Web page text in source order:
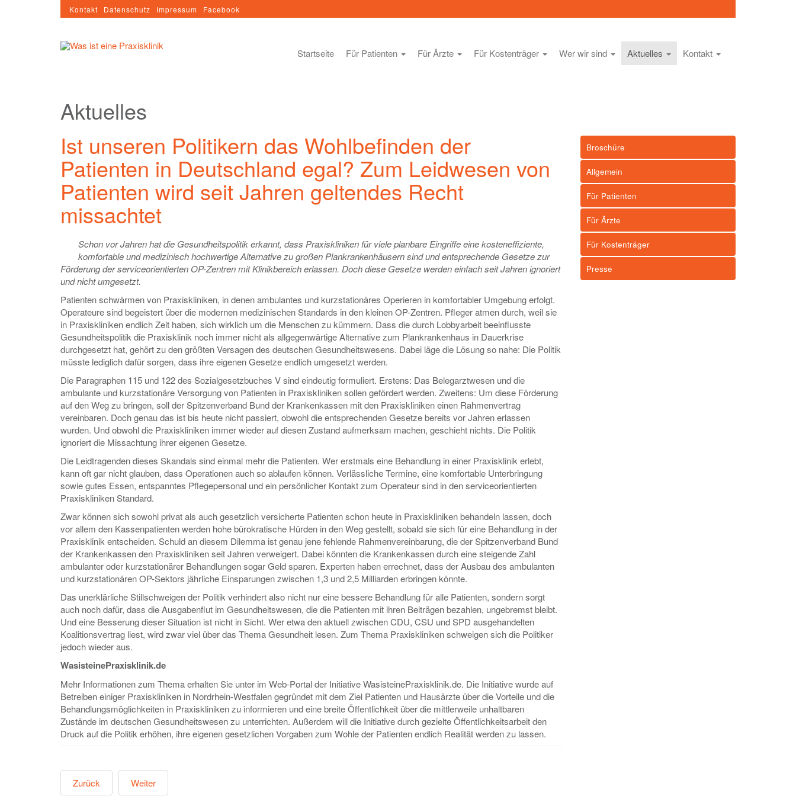
Kontakt Datenschutz Impressum Facebook
Startseite Für Patienten Für Ärzte Für Kostenträger Wer wir sind Aktuelles Kontakt
Aktuelles
Ist unseren Politikern das Wohlbefinden der
Patienten in Deutschland egal? Zum Leidwesen von
Patienten wird seit Jahren geltendes Recht
missachtet
Schon vor Jahren hat die Gesundheitspolitik erkannt, dass Praxiskliniken für viele planbare Eingriffe eine kosteneffiziente,
komfortable und medizinisch hochwertige Alternative zu großen Plankrankenhäusern sind und entsprechende Gesetze zur
Förderung der serviceorientierten OP-Zentren mit Klinikbereich erlassen. Doch diese Gesetze werden einfach seit Jahren ignoriert
und nicht umgesetzt.
Patienten schwärmen von Praxiskliniken, in denen ambulantes und kurzstationäres Operieren in komfortabler Umgebung erfolgt.
Operateure sind begeistert über die modernen medizinischen Standards in den kleinen OP-Zentren. Pfleger atmen durch, weil sie
in Praxiskliniken endlich Zeit haben, sich wirklich um die Menschen zu kümmern. Dass die durch Lobbyarbeit beeinflusste
Gesundheitspolitik die Praxisklinik noch immer nicht als allgegenwärtige Alternative zum Plankrankenhaus in Dauerkrise
durchgesetzt hat, gehört zu den größten Versagen des deutschen Gesundheitswesens. Dabei läge die Lösung so nahe: Die Politik
müsste lediglich dafür sorgen, dass ihre eigenen Gesetze endlich umgesetzt werden.
Die Paragraphen 115 und 122 des Sozialgesetzbuches V sind eindeutig formuliert. Erstens: Das Belegarztwesen und die
ambulante und kurzstationäre Versorgung von Patienten in Praxiskliniken sollen gefördert werden. Zweitens: Um diese Förderung
auf den Weg zu bringen, soll der Spitzenverband Bund der Krankenkassen mit den Praxiskliniken einen Rahmenvertrag
vereinbaren. Doch genau das ist bis heute nicht passiert, obwohl die entsprechenden Gesetze bereits vor Jahren erlassen
wurden. Und obwohl die Praxiskliniken immer wieder auf diesen Zustand aufmerksam machen, geschieht nichts. Die Politik
ignoriert die Missachtung ihrer eigenen Gesetze.
Die Leidtragenden dieses Skandals sind einmal mehr die Patienten. Wer erstmals eine Behandlung in einer Praxisklinik erlebt,
kann oft gar nicht glauben, dass Operationen auch so ablaufen können. Verlässliche Termine, eine komfortable Unterbringung
sowie gutes Essen, entspanntes Pflegepersonal und ein persönlicher Kontakt zum Operateur sind in den serviceorientierten
Praxiskliniken Standard.
Zwar können sich sowohl privat als auch gesetzlich versicherte Patienten schon heute in Praxiskliniken behandeln lassen, doch
vor allem den Kassenpatienten werden hohe bürokratische Hürden in den Weg gestellt, sobald sie sich für eine Behandlung in der
Praxisklinik entscheiden. Schuld an diesem Dilemma ist genau jene fehlende Rahmenvereinbarung, die der Spitzenverband Bund
der Krankenkassen den Praxiskliniken seit Jahren verweigert. Dabei könnten die Krankenkassen durch eine steigende Zahl
ambulanter oder kurzstationärer Behandlungen sogar Geld sparen. Experten haben errechnet, dass der Ausbau des ambulanten
und kurzstationären OP-Sektors jährliche Einsparungen zwischen 1,3 und 2,5 Milliarden erbringen könnte.
Das unerklärliche Stillschweigen der Politik verhindert also nicht nur eine bessere Behandlung für alle Patienten, sondern sorgt
auch noch dafür, dass die Ausgabenflut im Gesundheitswesen, die die Patienten mit ihren Beiträgen bezahlen, ungebremst bleibt.
Und eine Besserung dieser Situation ist nicht in Sicht. Wer etwa den aktuell zwischen CDU, CSU und SPD ausgehandelten
Koalitionsvertrag liest, wird zwar viel über das Thema Gesundheit lesen. Zum Thema Praxiskliniken schweigen sich die Politiker
jedoch wieder aus.
WasisteinePraxisklinik.de
Mehr Informationen zum Thema erhalten Sie unter im Web-Portal der Initiative WasisteinePraxisklinik.de. Die Initiative wurde auf
Betreiben einiger Praxiskliniken in Nordrhein-Westfalen gegründet mit dem Ziel Patienten und Hausärzte über die Vorteile und die
Behandlungsmöglichkeiten in Praxiskliniken zu informieren und eine breite Öffentlichkeit über die mittlerweile unhaltbaren
Zustände im deutschen Gesundheitswesen zu unterrichten. Außerdem will die Initiative durch gezielte Öffentlichkeitsarbeit den
Druck auf die Politik erhöhen, ihre eigenen gesetzlichen Vorgaben zum Wohle der Patienten endlich Realität werden zu lassen.
Zurück Weiter
Broschüre
Allgemein
Für Patienten
Für Ärzte
Für Kostenträger
Presse